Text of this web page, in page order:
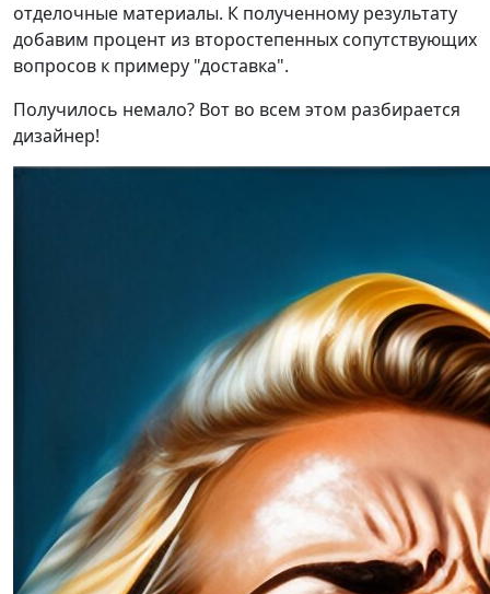
отделочные материалы. К полученному результату
добавим процент из второстепенных сопутствующих
вопросов к примеру "доставка".
Получилось немало? Вот во всем этом разбирается
дизайнер!